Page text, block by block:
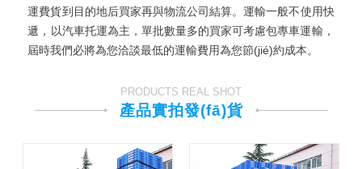
運費貨到目的地后買家再與物流公司結算。運輸一般不使用快
遞，以汽車托運為主，單批數量多的買家可考慮包專車運輸，
屆時我們必將為您洽談最低的運輸費用為您節(jié)約成本。
PRODUCTS REAL SHOT
產品實拍發(fā)貨